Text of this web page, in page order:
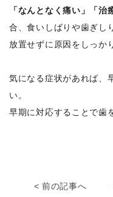
「なんとなく痛い」「治
合、食いしばりや歯ぎし
放置せずに原因をしっか
気になる症状があれば、
い。
早期に対応することで歯
< 前の記事へ